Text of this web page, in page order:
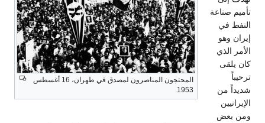
المحتجون المناصرون لمصدق في طهران، 16 أغسطس
1953.
تأميم صناعة
النفط في
إيران وهو
الأمر الذي
كان يلقى
ترحيباً
شديداً من
الإيرانيين
ومن بعض